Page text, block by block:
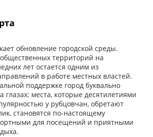
обновление городской среды.
общественных территорий на
лет остается одним из
в работе местных властей.
поддержке город буквально
глазах: места, которые десятилетиями
у рубцовчан, обретают
становятся по-настоящему
для посещений и приятными